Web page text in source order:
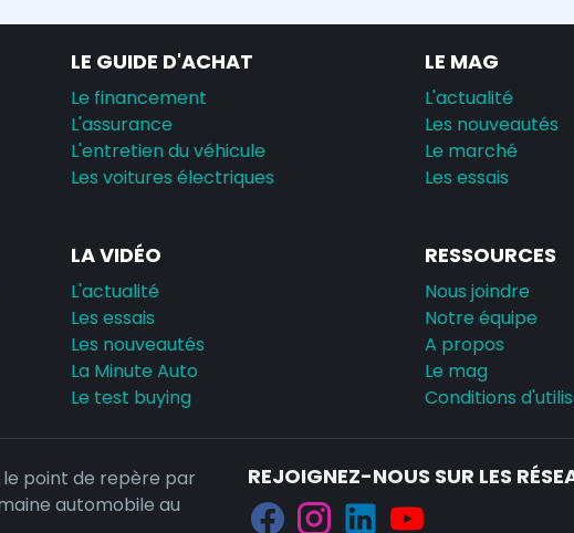
LE GUIDE D'ACHAT
Le financement
L'assurance
L'entretien du véhicule
Les voitures électriques
LE MAG
L'actualité
Les nouveautés
Le marché
Les essais
LA VIDÉO
L'actualité
Les essais
Les nouveautés
La Minute Auto
Le test buying
RESSOURCES
Nous joindre
Notre équipe
A propos
Le mag
Conditions
le point de repère par
automobile au
REJOIGNEZ-NOUS SUR LES